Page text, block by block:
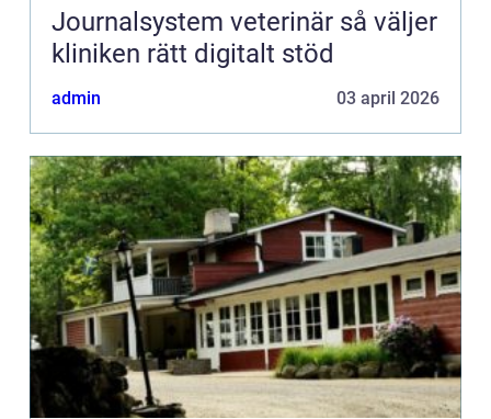
Journalsystem veterinär så väljer
kliniken rätt digitalt stöd
admin 03 april 2026